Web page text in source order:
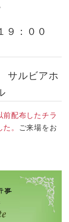
９：００
サルビアホ
前配布したチラ
。
ご来場をお